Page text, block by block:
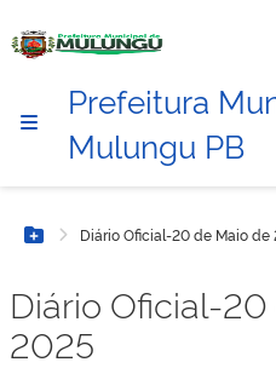
Prefeitura
Mulungu PB
Botão Menu
Diário Oficial-20 de Maio de
Diário Oficial-
2025